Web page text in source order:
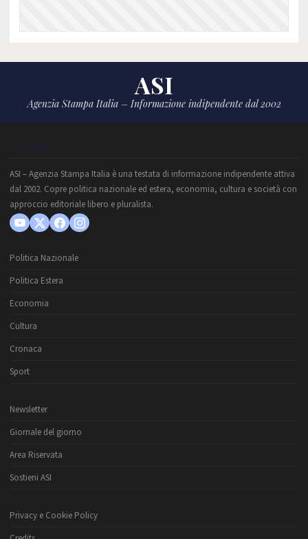
ASI
Agenzia Stampa Italia – Informazione indipendente dal 2002
CHI SIAMO
ASI – Agenzia Stampa Italia è una testata di informazione indipendente attiva
dal 2002. Copre politica nazionale ed estera, economia, cultura e società con
approccio editoriale libero e pluralista.
Politica Nazionale
Politica Estera
Economia
Cultura
Cronaca
Sport
Newsletter
Giornale del giorno
Area Riservata
Sostieni ASI
Privacy e Cookie Policy